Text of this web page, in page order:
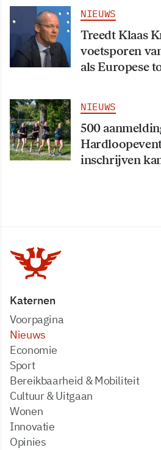
NIEUWS
Treedt Klaas
voetsporen
als Europese
NIEUWS
500
inschrijven
Katernen
Voorpagina
Nieuws
Economie
Sport
Bereikbaarheid & Mobiliteit
Cultuur & Uitgaan
Wonen
Innovatie
Opinies